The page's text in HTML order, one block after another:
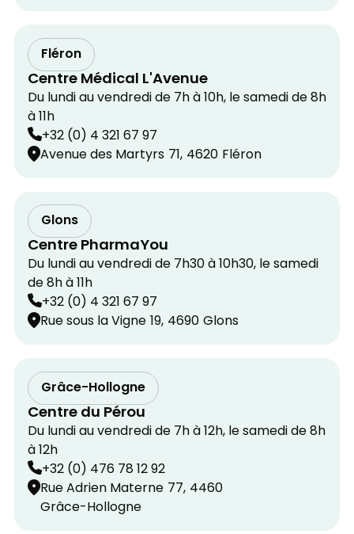
Fléron
Centre Médical L'Avenue
Du lundi au vendredi de 7h à 10h, le samedi de 8h
à 11h
+32 (0) 4 321 67 97
Avenue des Martyrs 71, 4620 Fléron
Glons
Centre PharmaYou
Du lundi au vendredi de 7h30 à 10h30, le samedi
de 8h à 11h
+32 (0) 4 321 67 97
Rue sous la Vigne 19, 4690 Glons
Grâce-Hollogne
Centre du Pérou
Du lundi au vendredi de 7h à 12h, le samedi de 8h
à 12h
+32 (0) 476 78 12 92
Rue Adrien Materne 77, 4460
Grâce-Hollogne